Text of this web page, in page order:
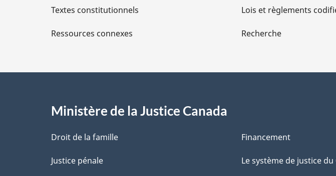
l
s
l
a
p
Textes constitutionnels
Ressources connexes
Lois et règlements
Recherche
Ministère de la Justice Canada
Droit de la famille
Justice pénale
Financement
Le système de justice du